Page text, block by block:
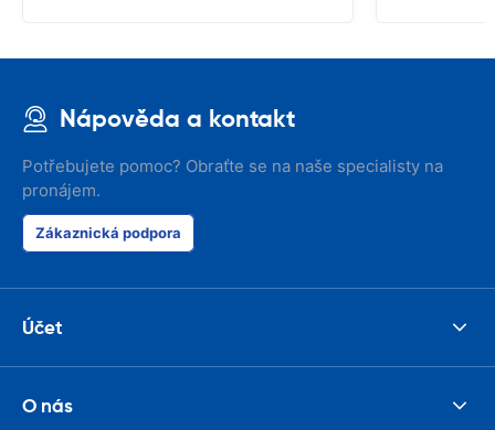
Nápověda a kontakt
Potřebujete pomoc? Obraťte se na naše specialisty na
pronájem.
Zákaznická podpora
Účet
O nás